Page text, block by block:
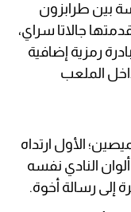
بين طرابزون
جالاتا سراي،
رمزية إضافية
الملعب
الأول ارتداه
النادي نفسه
إلى رسالة أخوة.